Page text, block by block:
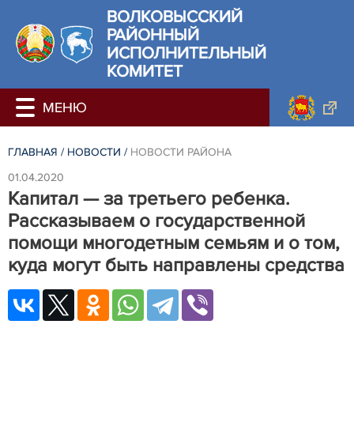
ВОЛКОВЫССКИЙ
РАЙОННЫЙ
ИСПОЛНИТЕЛЬНЫЙ
КОМИТЕТ
ГЛАВНАЯ / НОВОСТИ / НОВОСТИ РАЙОНА
01.04.2020
Капитал — за третьего ребенка.
Рассказываем о государственной
помощи многодетным семьям и о том,
куда могут быть направлены средства